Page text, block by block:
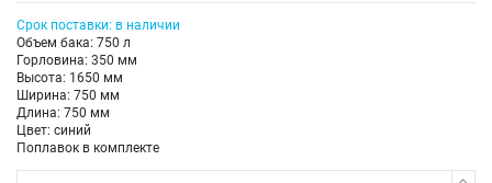
Срок поставки: в наличии
Объем бака: 750 л
Горловина: 350 мм
Высота: 1650 мм
Ширина: 750 мм
Длина: 750 мм
Цвет: синий
Поплавок в комплекте